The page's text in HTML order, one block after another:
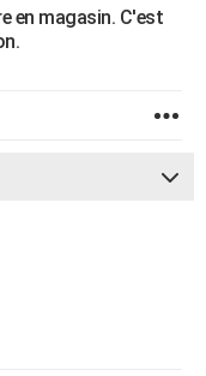
en magasin. C'est